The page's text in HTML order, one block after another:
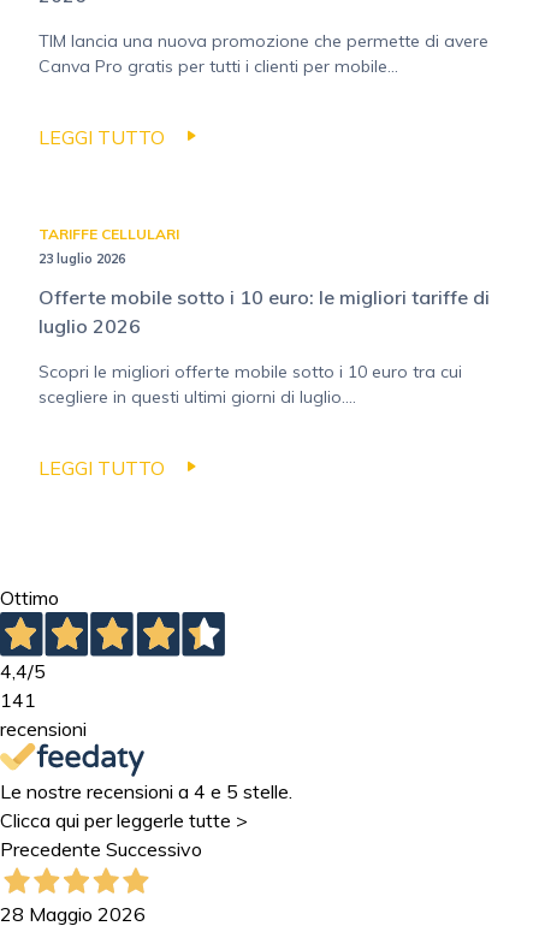
TIM lancia una nuova promozione che permette di avere
Canva Pro gratis per tutti i clienti per mobile...
LEGGI TUTTO
TARIFFE CELLULARI
23 luglio 2026
Offerte mobile sotto i 10 euro: le migliori tariffe di
luglio 2026
Scopri le migliori offerte mobile sotto i 10 euro tra cui
scegliere in questi ultimi giorni di luglio....
LEGGI TUTTO
Ottimo
4,4/5
141
recensioni
Le nostre recensioni a 4 e 5 stelle.
Clicca qui per leggerle tutte >
Precedente Successivo
28 Maggio 2026